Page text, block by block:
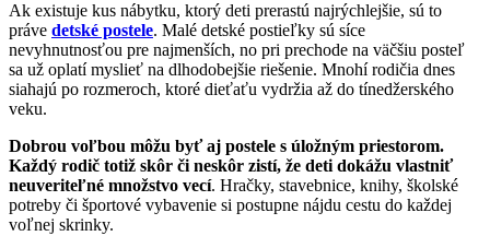
Ak existuje kus nábytku, ktorý deti prerastú najrýchlejšie, sú to
práve detské postele. Malé detské postieľky sú síce
nevyhnutnosťou pre najmenších, no pri prechode na väčšiu posteľ
sa už oplatí myslieť na dlhodobejšie riešenie. Mnohí rodičia dnes
siahajú po rozmeroch, ktoré dieťaťu vydržia až do tínedžerského
veku.
Dobrou voľbou môžu byť aj postele s úložným priestorom.
Každý rodič totiž skôr či neskôr zistí, že deti dokážu vlastniť
neuveriteľné množstvo vecí. Hračky, stavebnice, knihy, školské
potreby či športové vybavenie si postupne nájdu cestu do každej
voľnej skrinky.